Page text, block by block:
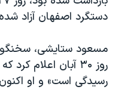
دستگرد اصفهان آزاد
مسعود ستایشی،
روز ۳۰ آبان اعلام
رسیدگی است» و او